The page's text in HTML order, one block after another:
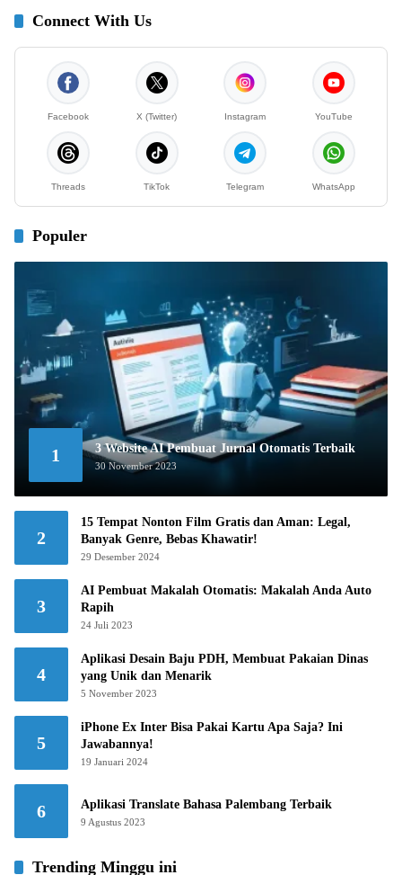
Connect With Us
Facebook X (Twitter) Instagram YouTube
Threads TikTok Telegram WhatsApp
Populer
1 3 Website AI Pembuat Jurnal Otomatis Terbaik
30 November 2023
2
15 Tempat Nonton Film Gratis dan Aman: Legal,
Banyak Genre, Bebas Khawatir!
29 Desember 2024
3
AI Pembuat Makalah Otomatis: Makalah Anda Auto
Rapih
24 Juli 2023
4
Aplikasi Desain Baju PDH, Membuat Pakaian Dinas
yang Unik dan Menarik
5 November 2023
5
iPhone Ex Inter Bisa Pakai Kartu Apa Saja? Ini
Jawabannya!
19 Januari 2024
6 Aplikasi Translate Bahasa Palembang Terbaik
9 Agustus 2023
Trending Minggu ini